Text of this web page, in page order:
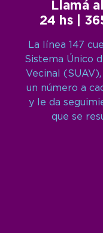
Llamá
24 hs |
La línea 147
Sistema Único
Vecinal
un número a
y le da
que se